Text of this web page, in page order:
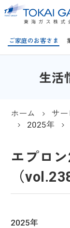
ご家庭のお客さま
生活
ホーム サー
2025年
エプロ
（
2025年